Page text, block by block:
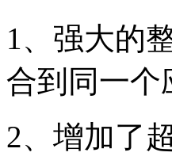
1、强大的
合到同一个
2、增加了